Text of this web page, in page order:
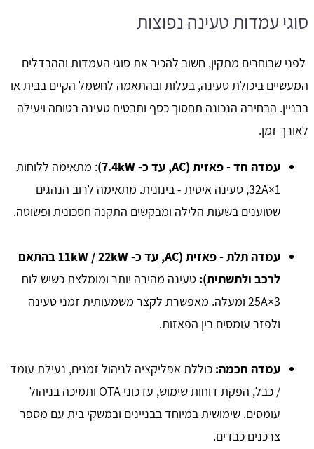
סוגי עמדות טעינה נפוצות
לפני שבוחרים מתקין, חשוב להכיר את סוגי העמדות וההבדלים
המעשיים ביכולת טעינה, בעלות ובהתאמה לחשמל הקיים בבית או
בבניין. הבחירה הנכונה תחסוך כסף ותבטיח טעינה בטוחה ויעילה
לאורך זמן.
עמדה חד - פאזית (AC, עד כ‑ 7.4kW)
: מתאימה ללוחות
1×32A, טעינה איטית - בינונית. מתאימה לרוב הנהגים
שטוענים בשעות הלילה ומבקשים התקנה חסכונית ופשוטה.
עמדה תלת - פאזית (AC, עד כ‑ 11kW / 22kW בהתאם
לרכב ולתשתית): טעינה מהירה יותר ומומלצת כשיש לוח
3×25A ומעלה. מאפשרת לקצר משמעותית זמני טעינה
ולפזר עומסים בין הפאזות.
עמדה חכמה: כוללת אפליקציה לניהול זמנים, נעילת עומד
/ כבל, הפקת דוחות שימוש, עדכוני OTA ותמיכה בניהול
עומסים. שימושית במיוחד בבניינים ובמשקי בית עם מספר
צרכנים כבדים.